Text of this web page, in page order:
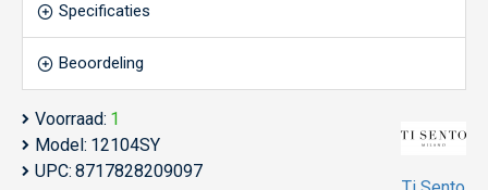
Specificaties
Beoordeling
Voorraad: 1
Model: 12104SY
UPC: 8717828209097